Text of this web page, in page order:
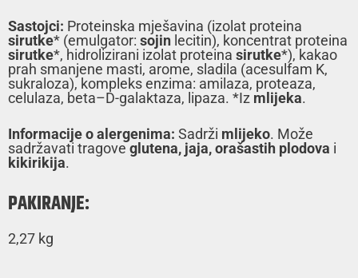
Sastojci: Proteinska mješavina (izolat proteina
sirutke* (emulgator: sojin lecitin), koncentrat proteina
sirutke*, hidrolizirani izolat proteina sirutke*), kakao
prah smanjene masti, arome, sladila (acesulfam K,
sukraloza), kompleks enzima: amilaza, proteaza,
celulaza, beta–D-galaktaza, lipaza. *Iz mlijeka.
Informacije o alergenima: Sadrži mlijeko. Može
sadržavati tragove glutena, jaja, orašastih plodova i
kikirikija.
PAKIRANJE:
2,27 kg